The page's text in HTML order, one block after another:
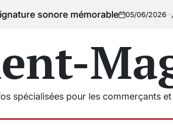
mémorableon
05/06/2026
Posted
Agencement
spécialisées pour les commerçants et